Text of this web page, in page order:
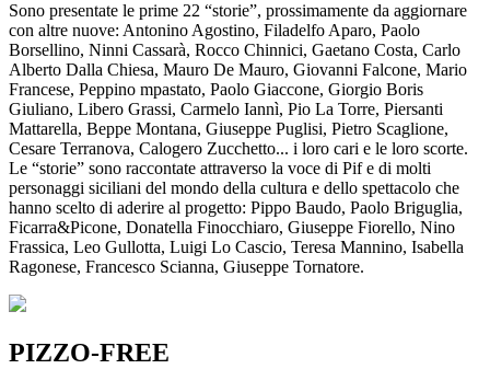
Sono presentate le prime 22 “storie”, prossimamente da aggiornare
con altre nuove: Antonino Agostino, Filadelfo Aparo, Paolo
Borsellino, Ninni Cassarà, Rocco Chinnici, Gaetano Costa, Carlo
Alberto Dalla Chiesa, Mauro De Mauro, Giovanni Falcone, Mario
Francese, Peppino mpastato, Paolo Giaccone, Giorgio Boris
Giuliano, Libero Grassi, Carmelo Iannì, Pio La Torre, Piersanti
Mattarella, Beppe Montana, Giuseppe Puglisi, Pietro Scaglione,
Cesare Terranova, Calogero Zucchetto... i loro cari e le loro scorte.
Le “storie” sono raccontate attraverso la voce di Pif e di molti
personaggi siciliani del mondo della cultura e dello spettacolo che
hanno scelto di aderire al progetto: Pippo Baudo, Paolo Briguglia,
Ficarra&Picone, Donatella Finocchiaro, Giuseppe Fiorello, Nino
Frassica, Leo Gullotta, Luigi Lo Cascio, Teresa Mannino, Isabella
Ragonese, Francesco Scianna, Giuseppe Tornatore.
PIZZO-FREE